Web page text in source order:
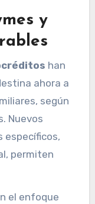
y
han
ahora a
según
Nuevos
específicos,
permiten
el enfoque